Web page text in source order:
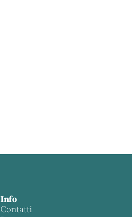
Info
Contatti